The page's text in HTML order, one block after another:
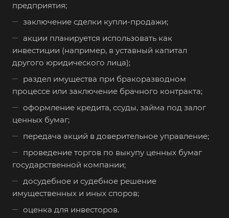
предприятия;
заключение сделки купли-продажи;
акции планируется использовать как
инвестиции (например, в уставный капитал
другого юридического лица);
раздел имущества при бракоразводном
процессе или заключение брачного контракта;
оформление кредита, ссуды, займа под залог
ценных бумаг;
передача акций в доверительное управление;
проведение торгов по выкупу ценных бумаг
государственной компании;
досудебное и судебное решение
имущественных и иных споров;
оценка для инвесторов.